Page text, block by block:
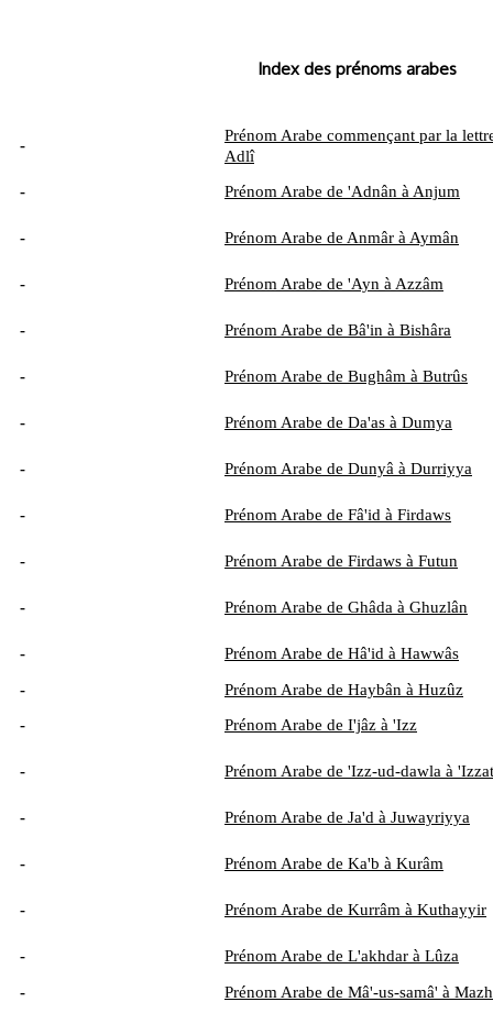
Index des prénoms arabes
-
Prénom Arabe commençant par la
Adlî
-
Prénom Arabe de 'Adnân à Anjum
- Prénom Arabe de Anmâr à Aymân
- Prénom Arabe de 'Ayn à Azzâm
- Prénom Arabe de Bâ'in à Bishâra
- Prénom Arabe de Bughâm à Butrûs
- Prénom Arabe de Da'as à Dumya
- Prénom Arabe de Dunyâ à Durriyya
- Prénom Arabe de Fâ'id à Firdaws
- Prénom Arabe de Firdaws à Futun
- Prénom Arabe de Ghâda à Ghuzlân
- Prénom Arabe de Hâ'id à Hawwâs
-
Prénom Arabe de Haybân à Huzûz
-
Prénom Arabe de I'jâz à 'Izz
- Prénom Arabe de 'Izz-ud-dawla à 'Izzat
- Prénom Arabe de Ja'd à Juwayriyya
- Prénom Arabe de Ka'b à Kurâm
- Prénom Arabe de Kurrâm à Kuthayyir
- Prénom Arabe de L'akhdar à Lûza
- Prénom Arabe de Mâ'-us-samâ' à